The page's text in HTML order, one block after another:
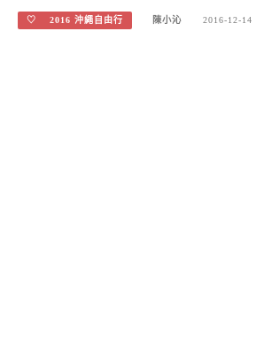
♡ 2016 沖繩自由行 陳小沁 2016-12-14